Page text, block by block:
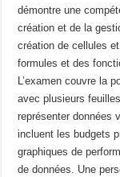
démontre une
création et de la
création de cellules
formules et des
L’examen couvre la
avec plusieurs
représenter données
incluent les budgets
graphiques de
de données. Une